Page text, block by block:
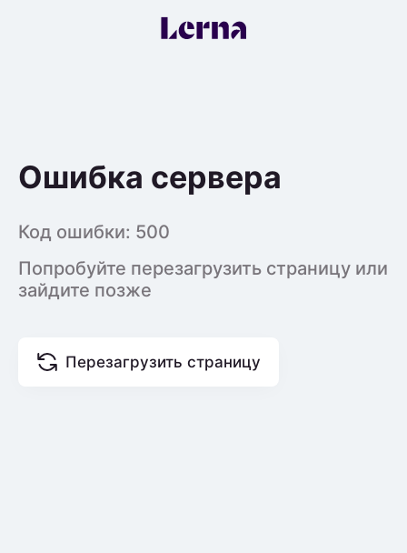
Ошибка сервера
Код ошибки: 500
Попробуйте перезагрузить страницу или
зайдите позже
Перезагрузить страницу